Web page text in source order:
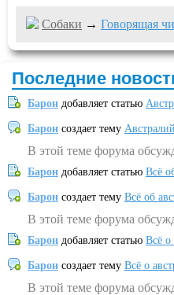
Собаки → Говорящая
Последние
Барон добавляет статью
Барон создает тему
В этой теме форума
Барон добавляет статью Всё
Барон создает тему Всё об
В этой теме форума
Барон добавляет статью Всё о
Барон создает тему Всё о
В этой теме форума